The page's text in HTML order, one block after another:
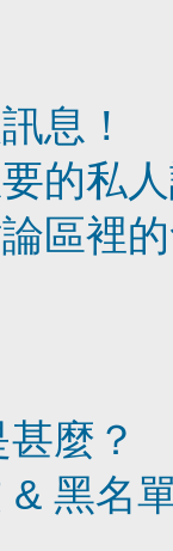
息！
的私
區裡
麼？
黑名